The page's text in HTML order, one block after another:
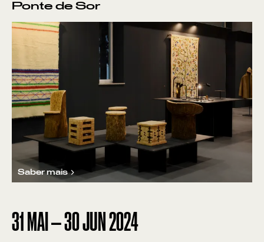
Ponte de Sor
Saber mais
31 MAI —30JUN 2024